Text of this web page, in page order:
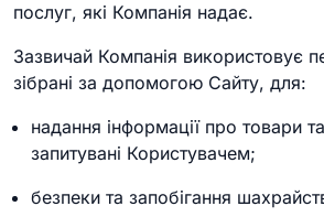
послуг, які Компанія надає.
Зазвичай Компанія використовує
зібрані за допомогою Сайту, для:
надання інформації про товари
запитувані Користувачем;
безпеки та запобігання